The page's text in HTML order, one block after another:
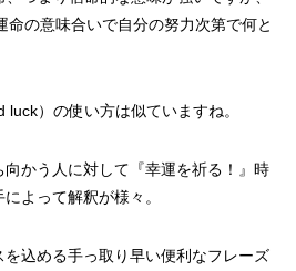
命の意味合いで自分の努力次第で何と
）の使い方は似ていますね。
かう人に対して『幸運を祈る！』時
よって解釈が様々。
込める手っ取り早い便利なフレーズ